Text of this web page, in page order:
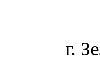
г.